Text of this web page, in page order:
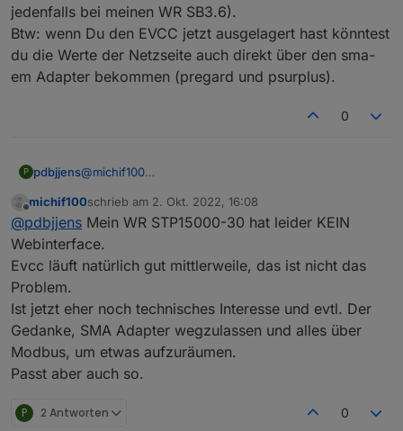
jedenfalls bei meinen WR SB3.6).
Btw: wenn Du den EVCC jetzt ausgelagert hast könntest
du die Werte der Netzseite auch direkt über den sma-
em Adapter bekommen (pregard und psurplus).
0
P pdbjjens@michif100
Wechselrichters (welcher Typ?) unter
Momentanwerte/AC-
Seite/Messwerte/Netzmessungen, ob dort die Werte
von z.B. Eingespeiste Leistung und Aufgenommene
Leistung vorhanden sind und korrekt aktualisiert
die Kommunikation zwischen SHM und WR und die
Werte sollten auch über ModBus Register
30865/30867 zur Verfügung stehen. (So ist es
jedenfalls bei meinen WR SB3.6).
Btw: wenn Du den EVCC jetzt ausgelagert hast
den sma-em Adapter bekommen (pregard und
Offline
michif100schrieb am 2. Okt. 2022, 16:08
zuletzt editiert von
@pdbjjens Mein WR STP15000-30 hat leider KEIN
Webinterface.
Evcc läuft natürlich gut mittlerweile, das ist nicht das
Problem.
Ist jetzt eher noch technisches Interesse und evtl. Der
Gedanke, SMA Adapter wegzulassen und alles über
Modbus, um etwas aufzuräumen.
Passt aber auch so.
P 2 Antworten 0